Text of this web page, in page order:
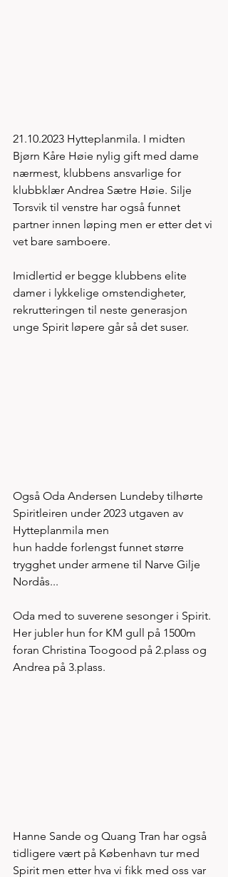
21.10.2023 Hytteplanmila. I midten
Bjørn Kåre Høie nylig gift med dame
nærmest, klubbens ansvarlige for
klubbklær Andrea Sætre Høie. Silje
Torsvik til venstre har også funnet
partner innen løping men er etter det vi
vet bare samboere.
Imidlertid er begge klubbens elite
damer i lykkelige omstendigheter,
rekrutteringen til neste generasjon
unge Spirit løpere går så det suser.
Også Oda Andersen Lundeby tilhørte
Spiritleiren under 2023 utgaven av
Hytteplanmila men
hun hadde forlengst funnet større
trygghet under armene til Narve Gilje
Nordås...
Oda med to suverene sesonger i Spirit.
Her jubler hun for KM gull på 1500m
foran Christina Toogood på 2.plass og
Andrea på 3.plass.
Hanne Sande og Quang Tran har også
tidligere vært på København tur med
Spirit men etter hva vi fikk med oss var